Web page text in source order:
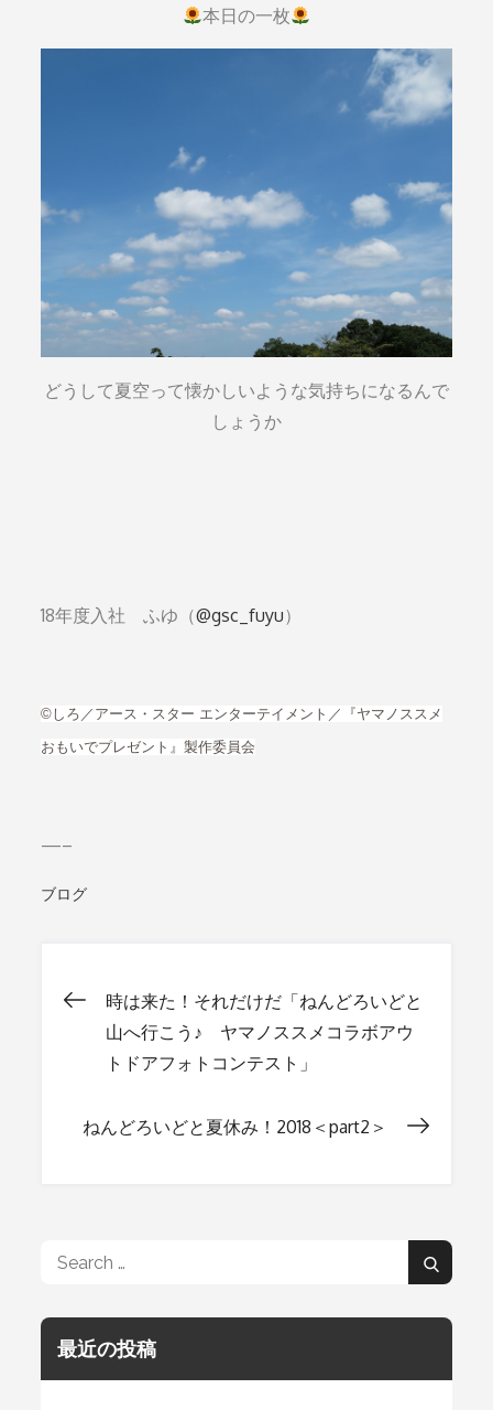
本日の一枚
どうして夏空って懐かしいような気持ちになるんで
しょうか
18年度入社 ふゆ（@gsc_fuyu）
©しろ／アース・スター エンターテイメント／『ヤマノススメ
おもいでプレゼント』製作委員会
—–
ブログ
投
ー
時は来た！それだけだ「ねんどろいどと
山へ行こう♪ ヤマノススメコラボアウ
トドアフォトコンテスト」
ねんどろいどと夏休み！2018＜part2＞
Search
Search
最近の投稿